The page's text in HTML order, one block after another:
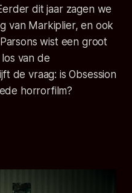
dit jaar zagen we
van Markiplier, en ook
wist een groot
van de
de vraag: isObsession
horrorfilm?